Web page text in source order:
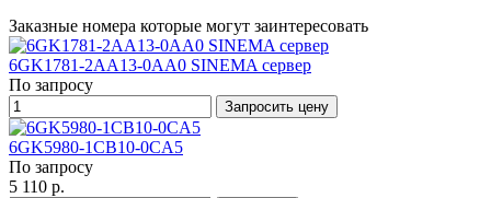
Заказные номера которые могут заинтересовать
6GK1781-2AA13-0AA0 SINEMA сервер
По запросу
Запросить цену
6GK5980-1CB10-0CA5
По запросу
5 110 р.